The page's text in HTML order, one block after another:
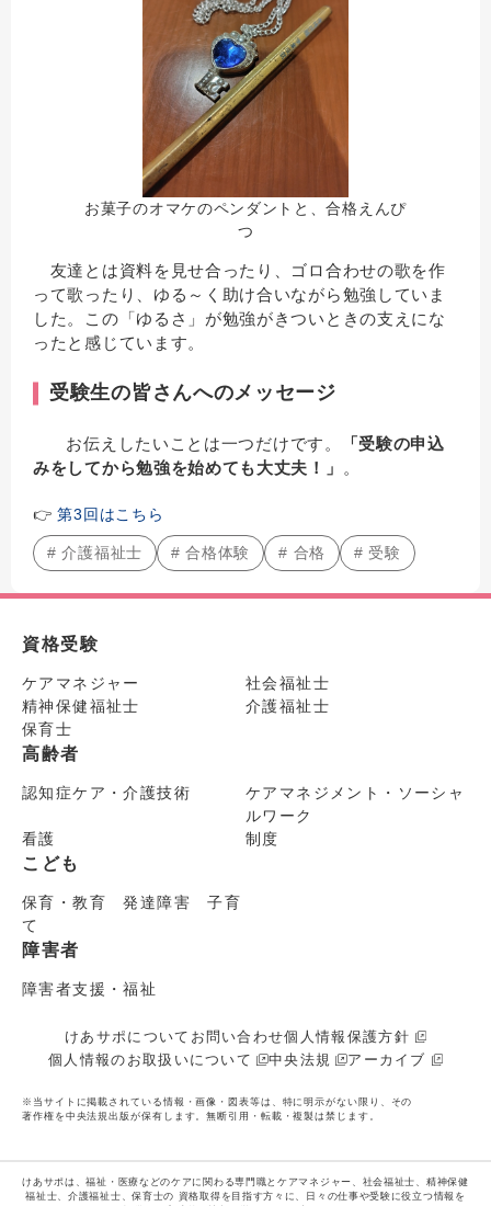
お菓子のオマケのペンダントと、合格えんぴ
つ
友達とは資料を見せ合ったり、ゴロ合わせの歌を作
って歌ったり、ゆる～く助け合いながら勉強していま
した。この「ゆるさ」が勉強がきついときの支えにな
ったと感じています。
受験生の皆さんへのメッセージ
お伝えしたいことは一つだけです。
「受験の申込
みをしてから勉強を始めても大丈夫！」
。
👉第3回はこちら
# 介護福祉士 # 合格体験 # 合格 # 受験
資格受験
ケアマネジャー
社会福祉士
精神保健福祉士
介護福祉士
保育士
高齢者
認知症ケア・介護技術
ケアマネジメント・ソーシャ
ルワーク
看護
制度
こども
保育・教育 発達障害 子育
て
障害者
障害者支援・福祉
けあサポについて お問い合わせ個人情報保護方針
個人情報のお取扱いについて
中央法規 アーカイブ
※当サイトに掲載されている情報・画像・図表等は、特に明示がない限り、その
著作権を中央法規出版が保有します。無断引用・転載・複製は禁じます。
けあサポは、福祉・医療などのケアに関わる専門職とケアマネジャー、社会福祉士、精神保健
福祉士、介護福祉士、保育士の 資格取得を目指す方々に、日々の仕事や受験に役立つ情報を